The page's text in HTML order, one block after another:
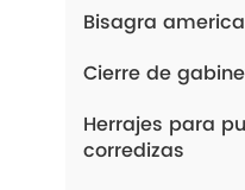
Bisagra
Cierre de
Herrajes para
corredizas